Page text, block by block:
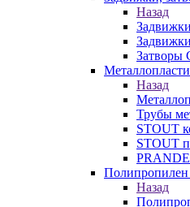
Назад
Затворы
Назад
Трубы
STOUT
STOUT
Назад